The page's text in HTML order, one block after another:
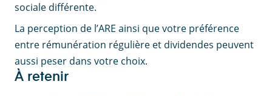
sociale différente.
La perception de l’ARE ainsi que votre préférence
entre rémunération régulière et dividendes peuvent
aussi peser dans votre choix.
À retenir